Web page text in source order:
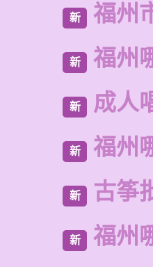
新 福州
新 福州
新 成人
新 福州
新 古筝
新 福州